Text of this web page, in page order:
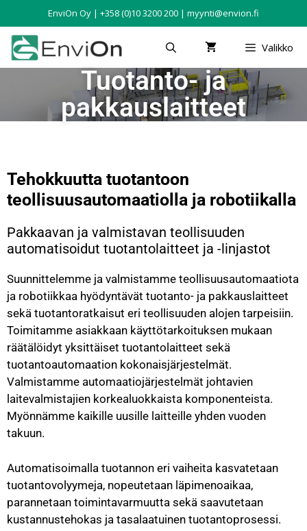
EnviOn Oy | +358 (0)10 3200 200 | myynti@envion.fi
Valikko
Tuotanto- ja
pakkauslaitteet
Tehokkuutta tuotantoon
teollisuusautomaatiolla ja robotiikalla
Pakkaavan ja valmistavan teollisuuden
automatisoidut tuotantolaitteet ja -linjastot
Suunnittelemme ja valmistamme teollisuusautomaatiota
ja robotiikkaa hyödyntävät tuotanto- ja pakkauslaitteet
sekä tuotantoratkaisut eri teollisuuden alojen tarpeisiin.
Toimitamme asiakkaan käyttötarkoituksen mukaan
räätälöidyt yksittäiset tuotantolaitteet sekä
tuotantoautomaation kokonaisjärjestelmät.
Valmistamme automaatiojärjestelmät johtavien
laitevalmistajien korkealuokkaista komponenteista.
Myönnämme kaikille uusille laitteille yhden vuoden
takuun.
Automatisoimalla tuotannon eri vaiheita kasvatetaan
tuotantovolyymeja, nopeutetaan läpimenoaikaa,
parannetaan toimintavarmuutta sekä saavutetaan
kustannustehokas ja tasalaatuinen tuotantoprosessi.